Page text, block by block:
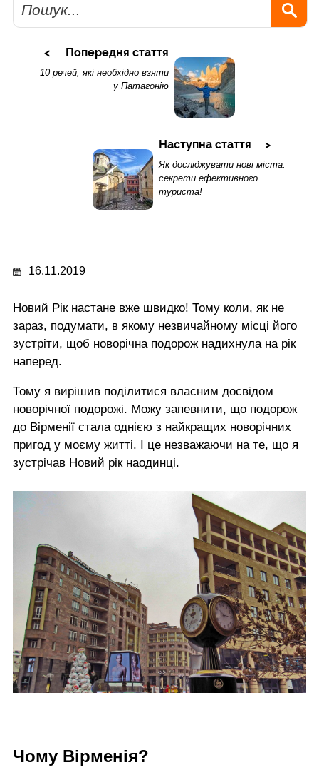
Попередня стаття
10 речей, які необхідно взяти
у Патагонію
Наступна стаття
Як досліджувати нові міста:
cекрети ефективного
туриста!
16.11.2019
Новий Рік настане вже швидко! Тому коли, як не
зараз, подумати, в якому незвичайному місці його
зустріти, щоб новорічна подорож надихнула на рік
наперед.
Тому я вирішив поділитися власним досвідом
новорічної подорожі. Можу запевнити, що подорож
до Вірменії стала однією з найкращих новорічних
пригод у моєму житті. І це незважаючи на те, що я
зустрічав Новий рік наодинці.
Чому Вірменія?